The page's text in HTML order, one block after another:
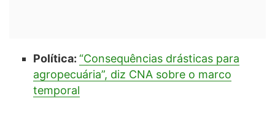
Política: “Consequências drásticas para
agropecuária”, diz CNA sobre o marco
temporal